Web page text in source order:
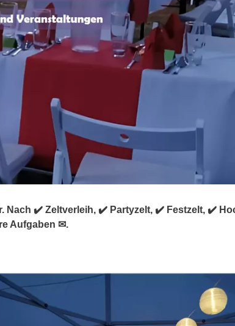
Nach ✔️ Zeltverleih, ✔️ Partyzelt, ✔️ Festzelt, ✔️
Aufgaben ✉.